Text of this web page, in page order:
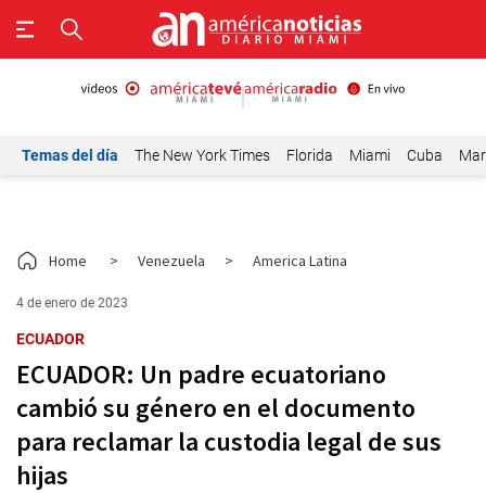
Temas del día The New York Times Florida Miami Cuba
Home > Venezuela > America Latina
4 de enero de 2023
ECUADOR
ECUADOR: Un padre ecuatoriano
cambió su género en el documento
para reclamar la custodia legal de sus
hijas